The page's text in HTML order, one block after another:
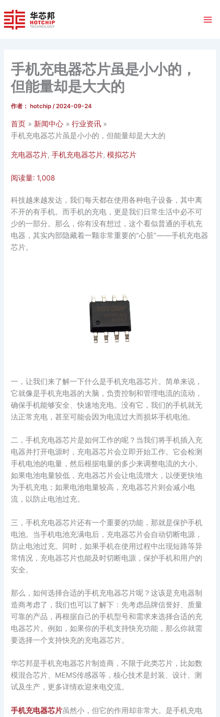
至
内
手机充电器芯片虽是小小的，
但能量却是大大的
作者： hotchip/2024-09-24
首页 新闻中心
行业资讯
手机充电器芯片虽是小小的，但能量却是大大的
充电器芯片,手机充电器芯片,模拟芯片
阅读量: 1,008
科技越来越发达，我们每天都在使用各种电子设备，其中离
不开的有手机。而手机的充电，更是我们日常生活中必不可
少的一部分。那么，你有没有想过，这个看似普通的手机充
电器，其实内部隐藏着一颗非常重要的“心脏”——手机充电器
芯片。
一，让我们来了解一下什么是手机充电器芯片。简单来说，
它就像是手机充电器的大脑，负责控制和管理电流的流动，
确保手机能够安全、快速地充电。没有它，我们的手机就无
法正常充电，甚至可能会因为电流过大而损坏手机电池。
二，手机充电器芯片是如何工作的呢？当我们将手机插入充
电器并打开电源时，充电器芯片会立即开始工作。它会检测
手机电池的电量，然后根据电量的多少来调整电流的大小。
如果电池电量较低，充电器芯片会让电流增大，以便更快地
为手机充电；如果电池电量较高，充电器芯片则会减小电
流，以防止电池过充。
三，手机充电器芯片还有一个重要的功能，那就是保护手机
电池。当手机电池充满电后，充电器芯片会自动切断电源，
防止电池过充。同时，如果手机在使用过程中出现短路等异
常情况，充电器芯片也能及时切断电源，保护手机和用户的
安全。
那么，如何选择合适的手机充电器芯片呢？这该是充电器制
造商考虑了，我们也可以了解下：先考虑品牌信誉好、质量
可靠的产品，再根据自己的手机型号和需求来选择合适的充
电器芯片。例如，如果你的手机支持快充功能，那么你就需
要选择一个支持快充的充电器芯片。
华芯邦是手机充电器芯片制造商，不限于此类芯片，比如数
模混合芯片、MEMS传感器等，核心技术是封装、设计、测
试及生产，更多详情欢迎来电交流。
手机充电器芯片虽然小，但它的作用却非常大。是手机充电